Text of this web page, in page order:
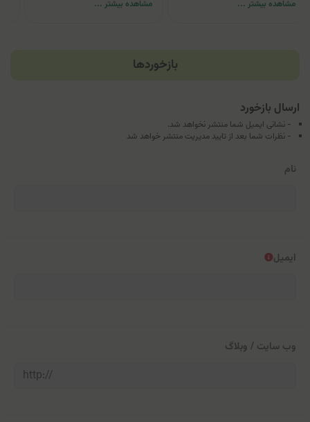
مشاهده بیشتر ...
مشاهده بیشتر ...
بازخوردها
ارسال بازخورد
- نشانی ایمیل شما منتشر نخواهد شد.
- نظرات شما بعد از تایید مدیریت منتشر خواهد شد
نام
ایمیل
وب سایت / وبلاگ